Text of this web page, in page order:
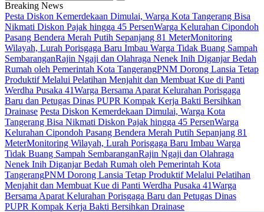
Breaking News
Pesta Diskon Kemerdekaan Dimulai, Warga Kota Tangerang Bisa
Nikmati Diskon Pajak hingga 45 PersenWarga Kelurahan Cipondoh
Pasang Bendera Merah Putih Sepanjang 81 MeterMonitoring
Wilayah, Lurah Porisgaga Baru Imbau Warga Tidak Buang Sampah
SembaranganRajin Ngaji dan Olahraga Nenek Inih Diganjar Bedah
Rumah oleh Pemerintah Kota TangerangPNM Dorong Lansia Tetap
Produktif Melalui Pelatihan Menjahit dan Membuat Kue di Panti
Werdha Pusaka 41Warga Bersama Aparat Kelurahan Porisgaga
Baru dan Petugas Dinas PUPR Kompak Kerja Bakti Bersihkan
Drainase Pesta Diskon Kemerdekaan Dimulai, Warga Kota
Tangerang Bisa Nikmati Diskon Pajak hingga 45 PersenWarga
Kelurahan Cipondoh Pasang Bendera Merah Putih Sepanjang 81
MeterMonitoring Wilayah, Lurah Porisgaga Baru Imbau Warga
Tidak Buang Sampah SembaranganRajin Ngaji dan Olahraga
Nenek Inih Diganjar Bedah Rumah oleh Pemerintah Kota
TangerangPNM Dorong Lansia Tetap Produktif Melalui Pelatihan
Menjahit dan Membuat Kue di Panti Werdha Pusaka 41Warga
Bersama Aparat Kelurahan Porisgaga Baru dan Petugas Dinas
PUPR Kompak Kerja Bakti Bersihkan Drainase